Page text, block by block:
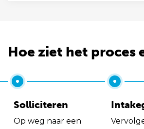
Hoe ziet het proces
Solliciteren
Op weg naar een